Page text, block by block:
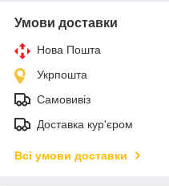
Умови доставки
Нова Пошта
Укрпошта
Самовивіз
Доставка кур'єром
Всі умови доставки